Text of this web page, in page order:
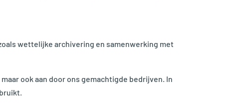
wettelijke archivering en samenwerking met
ook aan door ons gemachtigde bedrijven. In